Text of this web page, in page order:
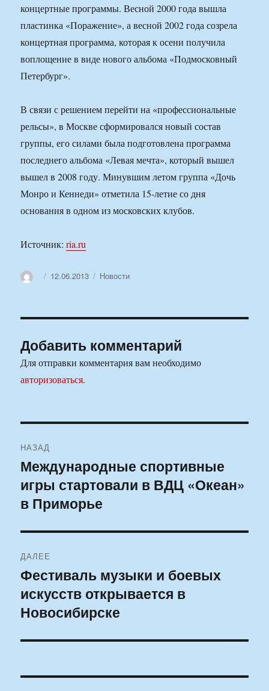
концертные программы. Весной 2000 года вышла
пластинка «Поражение», а весной 2002 года созрела
концертная программа, которая к осени получила
воплощение в виде нового альбома «Подмосковный
Петербург».
В связи с решением перейти на «профессиональные
рельсы», в Москве сформировался новый состав
группы, его силами была подготовлена программа
последнего альбома «Левая мечта», который вышел
вышел в 2008 году. Минувшим летом группа «Дочь
Монро и Кеннеди» отметила 15-летие со дня
основания в одном из московских клубов.
Источник:ria.ru
АвторОпубликовано
12.06.2013 Рубрики
Новости
Добавить комментарий
Для отправки комментария вам необходимо
авторизоваться.
по
записям
НАЗАД
Предыдущая
запись:
Международные спортивные
игры стартовали в ВДЦ «Океан»
в Приморье
ДАЛЕЕ
Следующая
запись:
Фестиваль музыки и боевых
искусств открывается в
Новосибирске